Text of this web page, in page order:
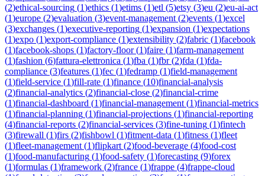
(2)ethical-sourcing (1)ethics (1)etims (1)etl (5)etsy (3)eu (2)eu-ai-act
(1)europe (2)evaluation (3)event-management (2)events (1)excel
(3)exchanges (1)executive-reporting (1)expansion (1)expectations
(1)expo (1)export-compliance (1)extensibility (2)fabric (1)facebook
(1)facebook-shops (1)factory-floor(1)faire (1)farm-management
(1)fashion (6)fattura-elettronica (1)fba (1)fbr(2)fda (1)fda-
compliance (3)features (1)fec (1)fedramp (1)field-management
(1)field-service (1)fill-rate (1)finance (10)financial-analysis
(2)financial-analytics (2)financial-close (2)financial-crime
(1)financial-dashboard (1)financial-management (1)financial-metrics
(1)financial-planning (1)financial-projections (1)financial-reporting
(4)financial-reports (2)financial-services (3)fine-tuning (1)fintech
(3)firewall (1)firs (2)fishbowl (1)fitment-data (1)fitness (1)fleet
(1)fleet-management (1)flipkart (2)food-beverage (4)food-cost
(1)food-manufacturing (1)food-safety (1)forecasting (9)forex
(1)formulas (1)framework (2)france (1)frappe (4)frappe-cloud